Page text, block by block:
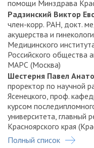
помощи Минздрава
Радзинский Виктор
член-корр. РАН, докт.
акушерства и
Медицинского
Российского общества
МАРС (Москва)
Шестерня Павел
проректор по научной
Ясенецкого, проф.
курсом
университета, главный
Красноярского края
Шагеева Галина
Полный список